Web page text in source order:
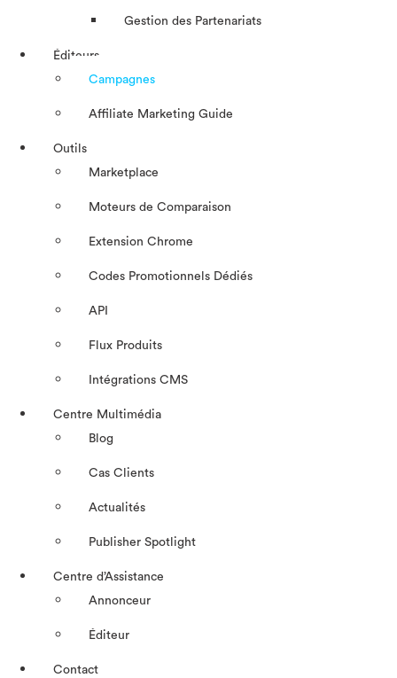
Gestion des Partenariats
Éditeurs
Campagnes
Affiliate Marketing Guide
Outils
Marketplace
Moteurs de Comparaison
Extension Chrome
Codes Promotionnels Dédiés
API
Flux Produits
Intégrations CMS
Centre Multimédia
Blog
Cas Clients
Actualités
Publisher Spotlight
Centre d’Assistance
Annonceur
Éditeur
Contact